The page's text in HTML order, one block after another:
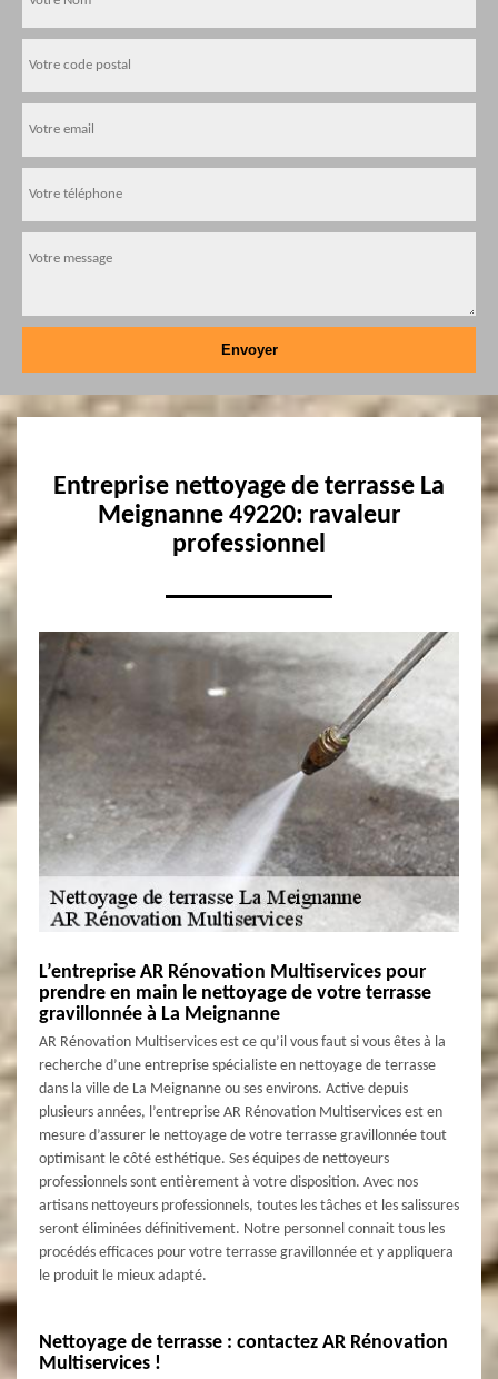
Entreprise nettoyage de terrasse La
Meignanne 49220: ravaleur
professionnel
L’entreprise AR Rénovation Multiservices pour
prendre en main le nettoyage de votre terrasse
gravillonnée à La Meignanne
AR Rénovation Multiservices est ce qu’il vous faut si vous êtes à la
recherche d’une entreprise spécialiste en nettoyage de terrasse
dans la ville de La Meignanne ou ses environs. Active depuis
plusieurs années, l’entreprise AR Rénovation Multiservices est en
mesure d’assurer le nettoyage de votre terrasse gravillonnée tout
optimisant le côté esthétique. Ses équipes de nettoyeurs
professionnels sont entièrement à votre disposition. Avec nos
artisans nettoyeurs professionnels, toutes les tâches et les salissures
seront éliminées définitivement. Notre personnel connait tous les
procédés efficaces pour votre terrasse gravillonnée et y appliquera
le produit le mieux adapté.
Nettoyage de terrasse : contactez AR Rénovation
Multiservices !